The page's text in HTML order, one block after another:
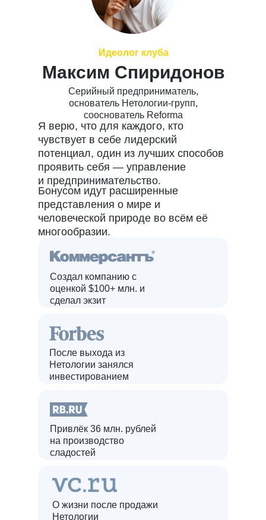
Идеолог клуба
Максим Спиридонов
Серийный предприниматель,
основатель Нетологии-групп,
сооснователь Reforma
Я верю, что для каждого, кто
чувствует в себе лидерский
потенциал, один из лучших способов
проявить себя — управление
и предпринимательство.
Бонусом идут расширенные
представления о мире и
человеческой природе во всём её
многообразии.
Создал компанию с
оценкой $100+ млн. и
сделал экзит
После выхода из
Нетологии занялся
инвестированием
Привлёк 36 млн. рублей
на производство
сладостей
О жизни после продажи
Нетологии